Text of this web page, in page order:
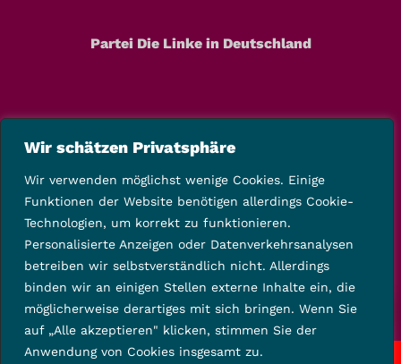
Wir schätzen Privatsphäre
Wir verwenden möglichst wenige Cookies. Einige
Funktionen der Website benötigen allerdings Cookie-
Technologien, um korrekt zu funktionieren.
Personalisierte Anzeigen oder Datenverkehrsanalysen
betreiben wir selbstverständlich nicht. Allerdings
binden wir an einigen Stellen externe Inhalte ein, die
möglicherweise derartiges mit sich bringen. Wenn Sie
auf „Alle akzeptieren" klicken, stimmen Sie der
Anwendung von Cookies insgesamt zu.
Partei Die Linke in Deutschland